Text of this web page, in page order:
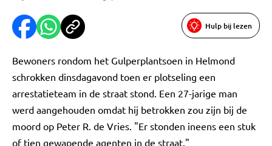
Hulp bij lezen
Bewoners rondom het Gulperplantsoen in Helmond
schrokken dinsdagavond toen er plotseling een
arrestatieteam in de straat stond. Een 27-jarige man
werd aangehouden omdat hij betrokken zou zijn bij de
moord op Peter R. de Vries. "Er stonden ineens een stuk
of tien gewapende agenten in de straat."